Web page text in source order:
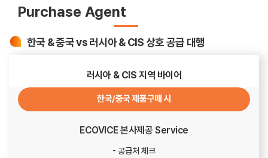
Purchase Agent
한국 & 중국 vs 러시아 & CIS 상호 공급 대행
러시아 & CIS 지역 바이어
한국/중국 제품구매 시
ECOVICE 본사제공 Service
- 공급처 체크